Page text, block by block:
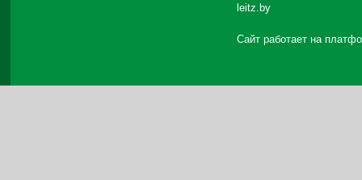
leitz.by
Сайт работает на